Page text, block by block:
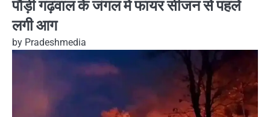
पौड़ी गढ़वाल के जंगल में फायर सीजन से पहले
लगी आग
by Pradeshmedia